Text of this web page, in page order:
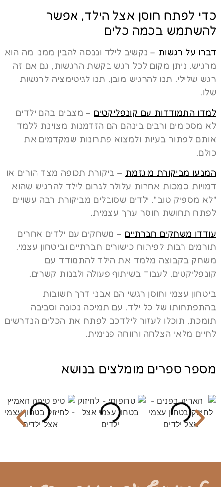
כדי לפתח חוסן אצל הילד, אפשר
להשתמש בכמה כלים
דברו על רגשות – נקשיב לילד וננסה להבין ממנו מה הוא
מרגיש. ניתן מקום לכל רגש בקשת הרגשות, גם אם זה
רגש שלילי. תנו להרגיש מובן, תנו לגיטימציה לרגשות
שלו.
למדו התמודדות עם קונפליקטים – מצבים בהם ילדים
לא מסכימים ורבים בינהם הם הזדמנות מצוינת ללמד
אותם לפתור בעיות ולמצוא פתרונות שמקדמים את
כולם.
המנעו מביקורת מוגזמת – ביקורת תכופה מצד הורים או
דמויות סמכות אחרות עלולה לגרום לילד להרגיש שהוא
"לא מספיק טוב". ילדים שסובלים מביקורת רבה עשויים
לפתח תחושת חוסר ערך עצמית.
עודדו משחקים חברתיים – משחקים עם ילדים אחרים
תורמים רבות לפיתוח כישורים חברתיים וביטחון עצמי.
משחק בקבוצה מלמד את הילד להתמודד עם
קונפליקטים, לעבוד בשיתוף פעולה ולבנות קשרים.
ביטחון עצמי וחוסן רגשי הם אבני דרך חשובות
בהתפתחותו של כל ילד. עם תמיכה נכונה וסביבה
תומכת, תוכלו לעזור לילדכם לפתח את הכלים הנדרשים
לחיים מלאי הצלחה ורווחה פנימית.
מספר ספרים מומלצים בנושא